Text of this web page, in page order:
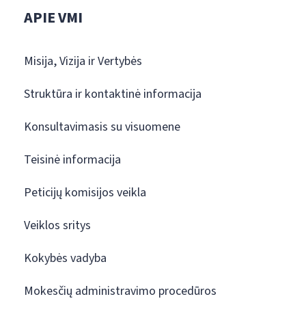
APIE VMI
Misija, Vizija ir Vertybės
Struktūra ir kontaktinė informacija
Konsultavimasis su visuomene
Teisinė informacija
Peticijų komisijos veikla
Veiklos sritys
Kokybės vadyba
Mokesčių administravimo procedūros